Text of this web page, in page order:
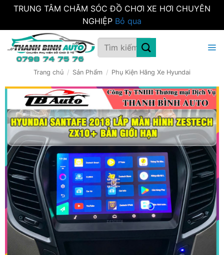
TRUNG TÂM CHĂM SÓC ĐỒ CHƠI XE HƠI CHUYÊN
NGHIỆP Bỏ qua
qua
Tìm
kiếm:
Trang chủ / Sản Phẩm / Phụ Kiện Hãng Xe Hyundai